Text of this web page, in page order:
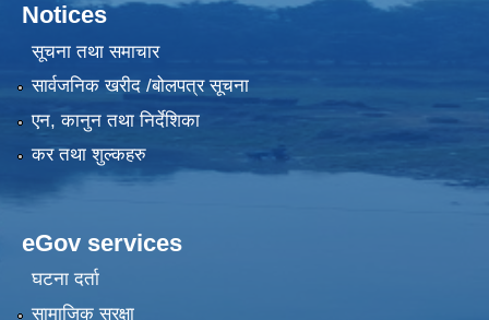
Notices
सूचना तथा समाचार
सार्वजनिक खरीद /बोलपत्र सूचना
एन, कानुन तथा निर्देशिका
कर तथा शुल्कहरु
eGov services
घटना दर्ता
सामाजिक सुरक्षा